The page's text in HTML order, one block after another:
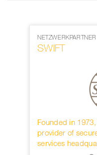
NETZWERKPARTNER
SWIFT
Founded in
provider of
services